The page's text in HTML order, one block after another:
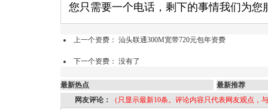
您只需要一个电话，剩下的事情我们为您
上一个资费： 汕头联通300M宽带720元包年资费
下一个资费： 没有了
最新热点
最新推荐
网友评论：
（只显示最新10条。评论内容只代表网友观点，